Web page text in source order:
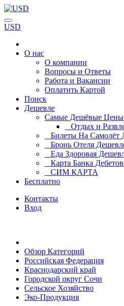
USD
О нас
О компании
Вопросы и Ответы
Работа и Вакансии
Оплатить Картой
Поиск
Дешевле
Самые Дешёвые Цены
Отдых и
Билеты На Самолёт
Бронь Отеля
Еда Здоровая
Карта Банка
СИМ КАРТА
Бесплатно
Контакты
Вход
Обзор Категорий
Российская Федерация
Краснодарский край
Городской округ Сочи
Сельское Хозяйство
Эко-Продукция